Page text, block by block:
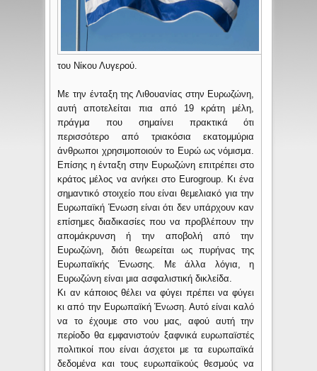
του Νίκου Λυγερού.
Με την ένταξη της Λιθουανίας στην Ευρωζώνη,
αυτή αποτελείται πια από 19 κράτη μέλη,
πράγμα που σημαίνει πρακτικά ότι
περισσότερο από τριακόσια εκατομμύρια
άνθρωποι χρησιμοποιούν το Ευρώ ως νόμισμα.
Επίσης η ένταξη στην Ευρωζώνη επιτρέπει στο
κράτος μέλος να ανήκει στο Eurogroup. Κι ένα
σημαντικό στοιχείο που είναι θεμελιακό για την
Ευρωπαϊκή Ένωση είναι ότι δεν υπάρχουν καν
επίσημες διαδικασίες που να προβλέπουν την
απομάκρυνση ή την αποβολή από την
Ευρωζώνη, διότι θεωρείται ως πυρήνας της
Ευρωπαϊκής Ένωσης. Με άλλα λόγια, η
Ευρωζώνη είναι μια ασφαλιστική δικλείδα.
Κι αν κάποιος θέλει να φύγει πρέπει να φύγει
κι από την Ευρωπαϊκή Ένωση. Αυτό είναι καλό
να το έχουμε στο νου μας, αφού αυτή την
περίοδο θα εμφανιστούν ξαφνικά ευρωπαϊστές
πολιτικοί που είναι άσχετοι με τα ευρωπαϊκά
δεδομένα και τους ευρωπαϊκούς θεσμούς να